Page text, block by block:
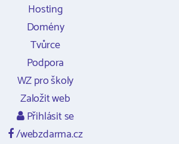
Hosting
Domény
Tvůrce
Podpora
WZ pro školy
Založit web
Přihlásit se
/webzdarma.cz